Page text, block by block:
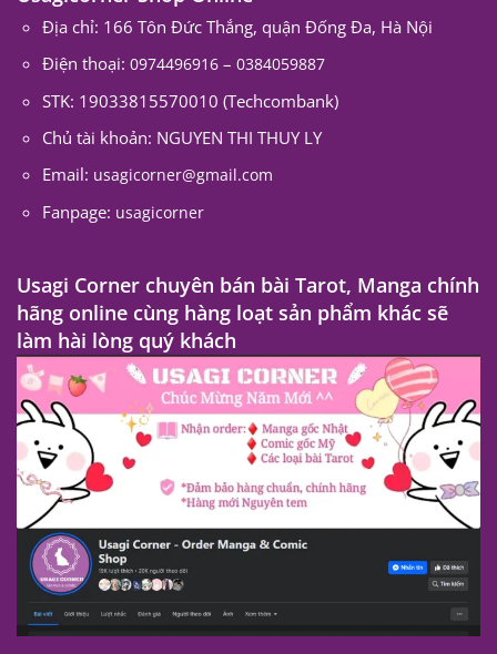
Địa chỉ: 166 Tôn Đức Thắng, quận Đống Đa, Hà Nội
Điện thoại: 0974496916 – 0384059887
STK: 19033815570010 (Techcombank)
Chủ tài khoản: NGUYEN THI THUY LY
Email: usagicorner@gmail.com
Fanpage: usagicorner
Usagi Corner chuyên bán bài Tarot, Manga chính
hãng online cùng hàng loạt sản phẩm khác sẽ
làm hài lòng quý khách